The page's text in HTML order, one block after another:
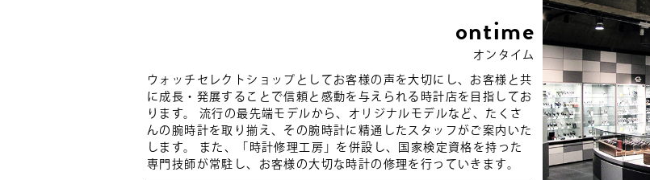
ontime
オンタイム
ウォッチセレクトショップとしてお客様の声を大切にし、お客様と共
に成長・発展することで信頼と感動を与えられる時計店を目指してお
ります。 流行の最先端モデルから、オリジナルモデルなど、たくさ
んの腕時計を取り揃え、その腕時計に精通したスタッフがご案内いた
します。 また、「時計修理工房」を併設し、国家検定資格を持った
専門技師が常駐し、お客様の大切な時計の修理を行っていきます。